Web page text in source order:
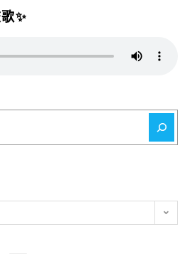
✨